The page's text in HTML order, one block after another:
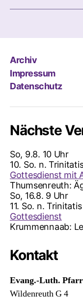
Archiv
Impressum
Datenschutz
Nächste
So, 9.8. 10 Uhr
10. So. n.
Gottesdienst mit
Thumsenreuth:
So, 16.8. 9 Uhr
11. So. n. Trinitatis
Gottesdienst
Krummennaab:
Kontakt
Evang.-Luth.
Wildenreuth G 4